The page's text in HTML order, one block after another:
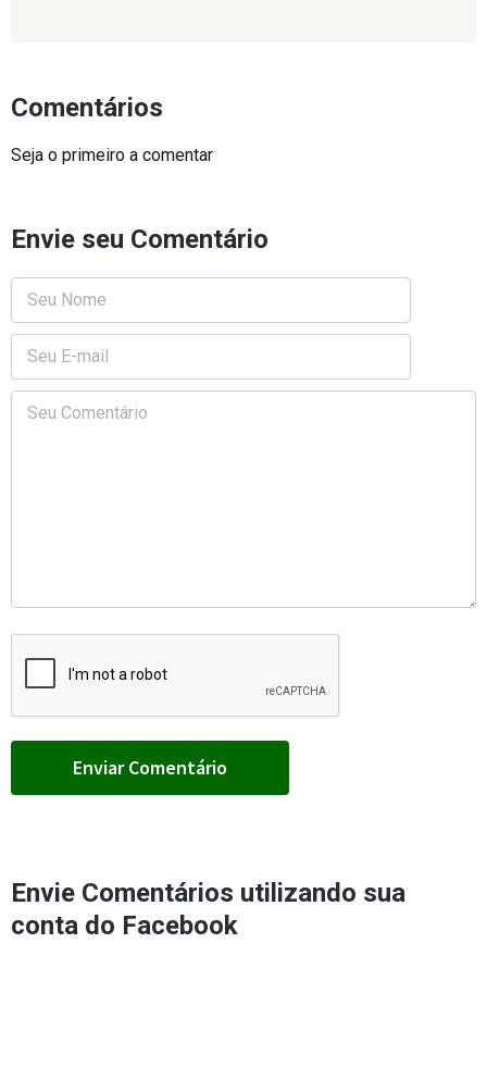
Comentários
Seja o primeiro a comentar
Envie seu Comentário
Envie Comentários utilizando sua
conta do Facebook